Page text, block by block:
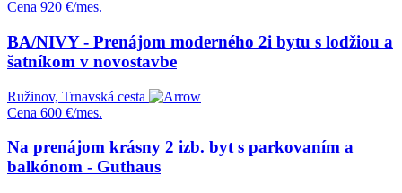
Cena 920 €/mes.
BA/NIVY - Prenájom moderného 2i bytu s lodžiou a
šatníkom v novostavbe
Ružinov, Trnavská cesta
Cena 600 €/mes.
Na prenájom krásny 2 izb. byt s parkovaním a
balkónom - Guthaus